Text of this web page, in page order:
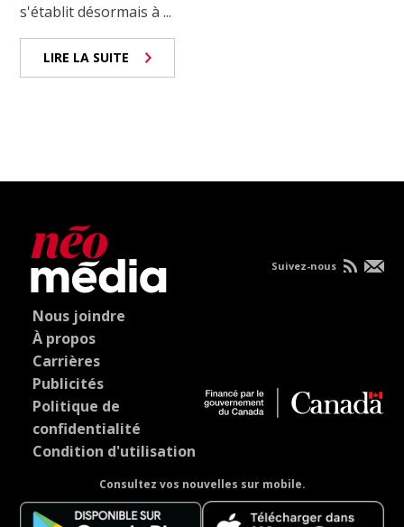
s'établit désormais à ...
LIRE LA SUITE
Nous joindre
À propos
Carrières
Publicités
Politique de
confidentialité
Condition d'utilisation
Consultez vos nouvelles sur mobile.
Suivez-nous